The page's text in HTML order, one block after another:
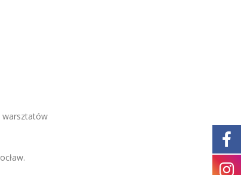
warsztatów